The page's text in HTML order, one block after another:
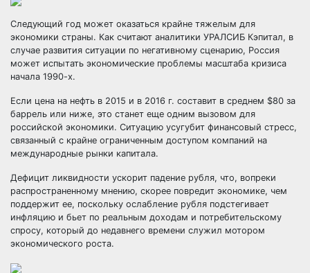
Следующий год может оказаться крайне тяжелым для
экономики страны. Как считают аналитики УРАЛСИБ Кэпитал, в
случае развития ситуации по негативному сценарию, Россия
может испытать экономические проблемы масштаба кризиса
начала 1990-х.
Если цена на нефть в 2015 и в 2016 г. составит в среднем $80 за
баррель или ниже, это станет еще одним вызовом для
российской экономики. Ситуацию усугубит финансовый стресс,
связанный с крайне ограниченным доступом компаний на
международные рынки капитала.
Дефицит ликвидности ускорит падение рубля, что, вопреки
распространенному мнению, скорее повредит экономике, чем
поддержит ее, поскольку ослабление рубля подстегивает
инфляцию и бьет по реальным доходам и потребительскому
спросу, который до недавнего времени служил мотором
экономического роста.